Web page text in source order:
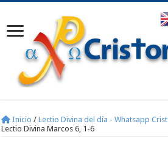
Inicio / Lectio Divina del día - Whatsapp
Lectio Divina Marcos 6, 1-6